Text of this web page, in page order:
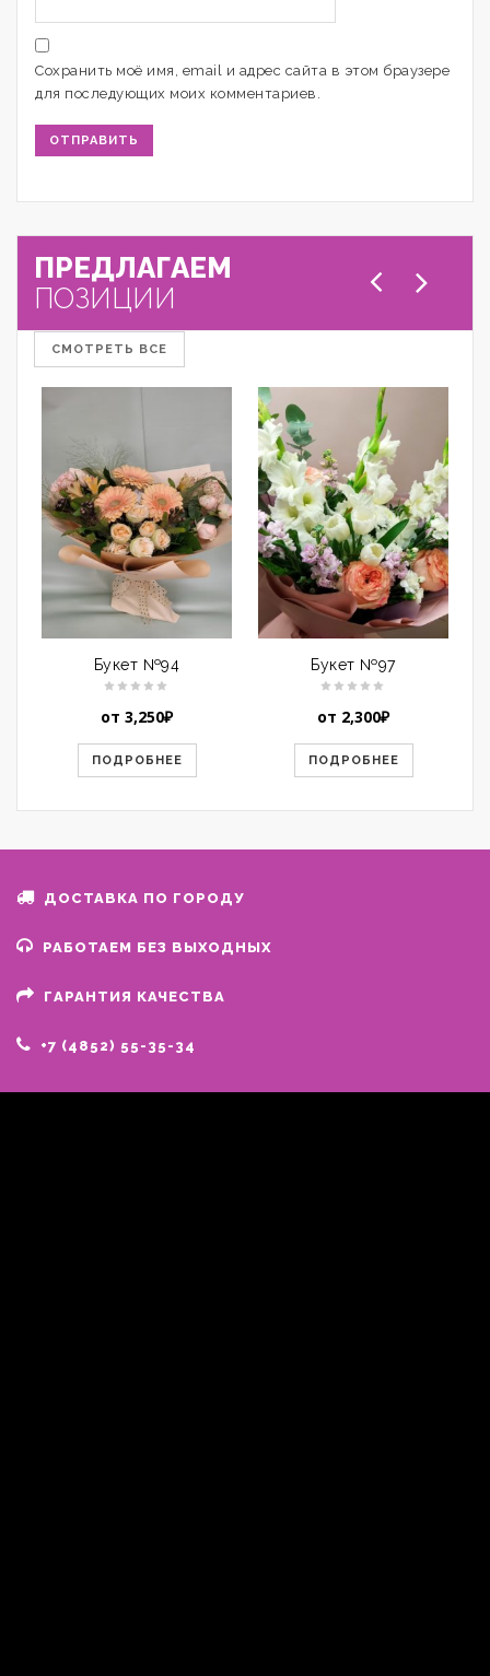
Сохранить моё имя, email и адрес сайта в этом браузере
для последующих моих комментариев.
ПРЕДЛАГАЕМ
ПОЗИЦИИ
СМОТРЕТЬ ВСЕ
Букет №94
от 3,250₽
ПОДРОБНЕЕ
Букет №97
от 2,300₽
ПОДРОБНЕЕ
ДОСТАВКА ПО ГОРОДУ
РАБОТАЕМ БЕЗ ВЫХОДНЫХ
ГАРАНТИЯ КАЧЕСТВА
+7 (4852) 55-35-34